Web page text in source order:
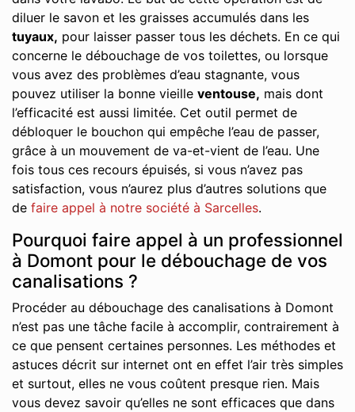
diluer le savon et les graisses accumulés dans les
tuyaux, pour laisser passer tous les déchets. En ce qui
concerne le débouchage de vos toilettes, ou lorsque
vous avez des problèmes d’eau stagnante, vous
pouvez utiliser la bonne vieille ventouse, mais dont
l’efficacité est aussi limitée. Cet outil permet de
débloquer le bouchon qui empêche l’eau de passer,
grâce à un mouvement de va-et-vient de l’eau. Une
fois tous ces recours épuisés, si vous n’avez pas
satisfaction, vous n’aurez plus d’autres solutions que
de faire appel à notre société à Sarcelles.
Pourquoi faire appel à un professionnel
à Domont pour le débouchage de vos
canalisations ?
Procéder au débouchage des canalisations à Domont
n’est pas une tâche facile à accomplir, contrairement à
ce que pensent certaines personnes. Les méthodes et
astuces décrit sur internet ont en effet l’air très simples
et surtout, elles ne vous coûtent presque rien. Mais
vous devez savoir qu’elles ne sont efficaces que dans